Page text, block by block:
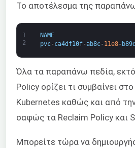
Το αποτέλεσμα της
1
2
NAME
pvc-ca4df10f-ab8c-11e8- b89d
Όλα τα παραπάνω πεδία,
Policy ορίζει τι συμβαίνει
Kubernetes καθώς και από
σαφώς τα Reclaim Policy και
Μπορείτε τώρα να